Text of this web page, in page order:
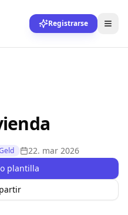
Registrarse
22. mar 2026
plantilla